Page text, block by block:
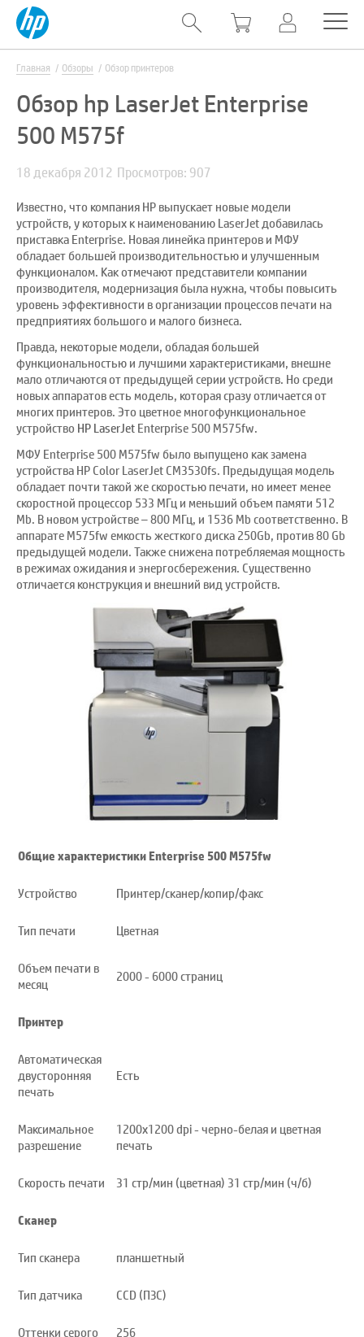
Главная Обзоры Обзор принтеров
Обзор hp LaserJet Enterprise
500 M575f
18 декабря 2012 Просмотров: 907
Известно, что компания HP выпускает новые модели
устройств, у которых к наименованию LaserJet добавилась
приставка Enterprise. Новая линейка принтеров и МФУ
обладает большей производительностью и улучшенным
функционалом. Как отмечают представители компании
производителя, модернизация была нужна, чтобы повысить
уровень эффективности в организации процессов печати на
предприятиях большого и малого бизнеса.
Правда, некоторые модели, обладая большей
функциональностью и лучшими характеристиками, внешне
мало отличаются от предыдущей серии устройств. Но среди
новых аппаратов есть модель, которая сразу отличается от
многих принтеров. Это цветное многофункциональное
устройство HP LaserJet Enterprise 500 M575fw.
МФУ Enterprise 500 M575fw было выпущено как замена
устройства HP Color LaserJet CM3530fs. Предыдущая модель
обладает почти такой же скоростью печати, но имеет менее
скоростной процессор 533 МГц и меньший объем памяти 512
Mb. В новом устройстве – 800 МГц, и 1536 Mb соответственно. В
аппарате M575fw емкость жесткого диска 250Gb, против 80 Gb
предыдущей модели. Также снижена потребляемая мощность
в режимах ожидания и энергосбережения. Существенно
отличается конструкция и внешний вид устройств.
Общие характеристики Enterprise 500 M575fw
Устройство Принтер/сканер/копир/факс
Тип печати Цветная
Объем печати в
месяц
2000 - 6000 страниц
Принтер
Автоматическая
двусторонняя
печать
Есть
Максимальное
разрешение
1200x1200 dpi - черно-белая и цветная
печать
Скорость печати 31 стр/мин (цветная) 31 стр/мин (ч/б)
Сканер
Тип сканера планшетный
Тип датчика CCD (ПЗС)
Оттенки серого 256